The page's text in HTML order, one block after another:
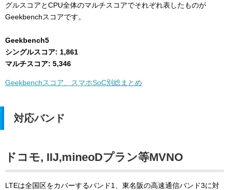
グルスコアとCPU全体のマルチスコアでそれぞれ表したものが
Geekbenchスコアです。
Geekbench5
シングルスコア: 1,861
マルチスコア: 5,346
Geekbenchスコア、スマホSoC別総まとめ
対応バンド
ドコモ, IIJ,mineoDプラン等MVNO
LTEは全国区をカバーするバンド1、東名阪の高速通信バンド3に対